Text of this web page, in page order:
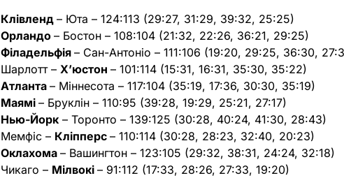
Клівленд– Юта – 124:113 (29:27, 31:29, 39:32, 25:25)
Орландо– Бостон – 108:104 (21:32, 22:26, 36:21, 29:25)
Філадельфія– Сан-Антоніо – 111:106 (19:20, 29:25, 36:30,
Шарлотт –Х’юстон– 101:114 (15:31, 16:31, 35:30, 35:22)
Атланта– Міннесота – 117:104 (35:19, 17:36, 30:30, 35:19)
Маямі– Бруклін – 110:95 (39:28, 19:29, 25:21, 27:17)
Нью-Йорк – Торонто – 139:125 (30:28, 40:24, 41:30, 28:43)
Мемфіс – Кліпперс– 110:114 (30:28, 28:23, 32:40, 20:23)
Оклахома– Вашингтон – 123:105 (29:32, 38:31, 24:24, 32:18)
Чикаго – Мілвокі– 91:112 (17:33, 28:26, 27:33, 19:20)